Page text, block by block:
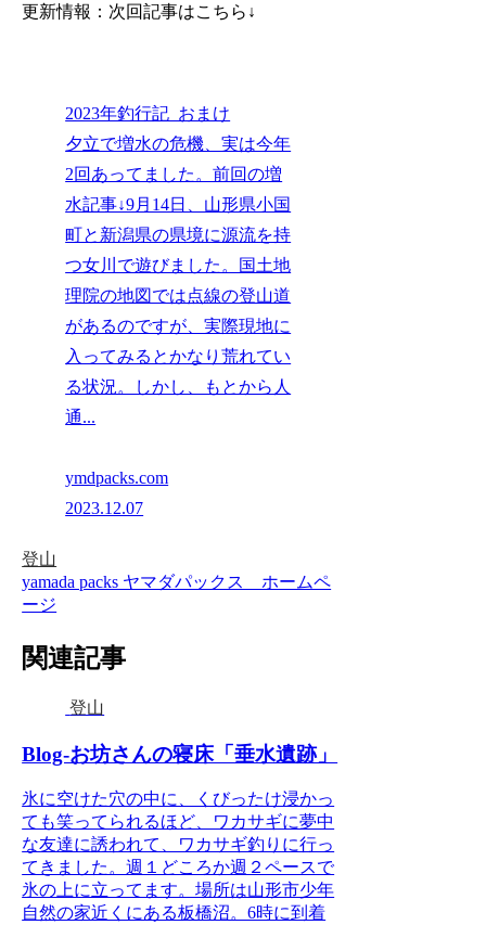
更新情報：次回記事はこちら↓
2023年釣行記_おまけ
夕立で増水の危機、実は今年
2回あってました。前回の増
水記事↓9月14日、山形県小国
町と新潟県の県境に源流を持
つ女川で遊びました。国土地
理院の地図では点線の登山道
があるのですが、実際現地に
入ってみるとかなり荒れてい
る状況。しかし、もとから人
通...
ymdpacks.com
2023.12.07
登山
yamada packs ヤマダパックス ホームペ
ージ
関連記事
登山
Blog-お坊さんの寝床「垂水遺跡」
氷に空けた穴の中に、くびったけ浸かっ
ても笑ってられるほど、ワカサギに夢中
な友達に誘われて、ワカサギ釣りに行っ
てきました。週１どころか週２ペースで
氷の上に立ってます。場所は山形市少年
自然の家近くにある板橋沼。6時に到着